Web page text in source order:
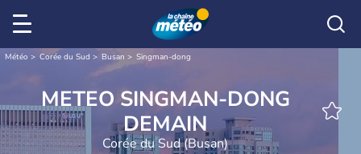
Météo Corée du Sud Busan Singman-dong
METEO SINGMAN-DONG
DEMAIN
Corée du Sud (Busan)